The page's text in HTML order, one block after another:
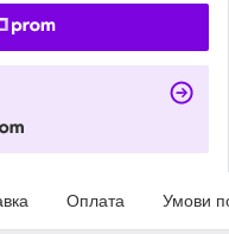
Оплата Умови